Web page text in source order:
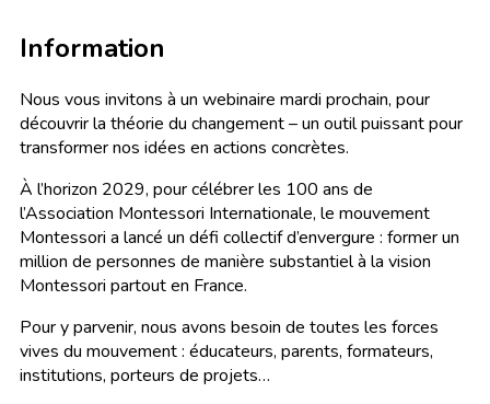
Information
Nous vous invitons à un webinaire mardi prochain, pour
découvrir la théorie du changement – un outil puissant pour
transformer nos idées en actions concrètes.
À l’horizon 2029, pour célébrer les 100 ans de
l’Association Montessori Internationale, le mouvement
Montessori a lancé un défi collectif d’envergure : former un
million de personnes de manière substantiel à la vision
Montessori partout en France.
Pour y parvenir, nous avons besoin de toutes les forces
vives du mouvement : éducateurs, parents, formateurs,
institutions, porteurs de projets…